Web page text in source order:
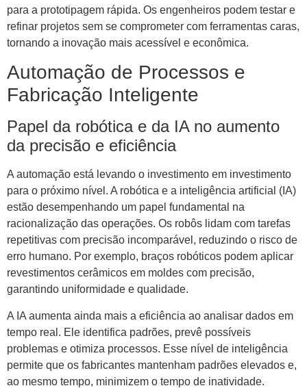
para a prototipagem rápida. Os engenheiros podem testar e
refinar projetos sem se comprometer com ferramentas caras,
tornando a inovação mais acessível e econômica.
Automação de Processos e
Fabricação Inteligente
Papel da robótica e da IA ​​no aumento
da precisão e eficiência
A automação está levando o investimento em investimento
para o próximo nível. A robótica e a inteligência artificial (IA)
estão desempenhando um papel fundamental na
racionalização das operações. Os robôs lidam com tarefas
repetitivas com precisão incomparável, reduzindo o risco de
erro humano. Por exemplo, braços robóticos podem aplicar
revestimentos cerâmicos em moldes com precisão,
garantindo uniformidade e qualidade.
A IA aumenta ainda mais a eficiência ao analisar dados em
tempo real. Ele identifica padrões, prevê possíveis
problemas e otimiza processos. Esse nível de inteligência
permite que os fabricantes mantenham padrões elevados e,
ao mesmo tempo, minimizem o tempo de inatividade.